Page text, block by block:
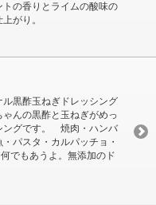
の香りとライムの酸味の
がり。
ル黒酢玉ねぎドレッシング
んの黒酢と玉ねぎがめっ
ングです。 焼肉・ハンバ
パスタ・カルパッチョ・
でもあうよ。無添加のド